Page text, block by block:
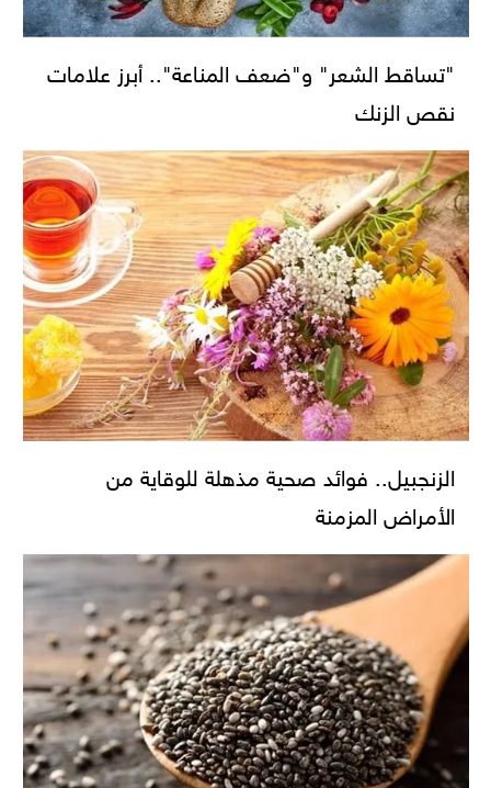
"تساقط الشعر" و"ضعف المناعة".. أبرز علامات
نقص الزنك
الزنجبيل.. فوائد صحية مذهلة للوقاية من
الأمراض المزمنة